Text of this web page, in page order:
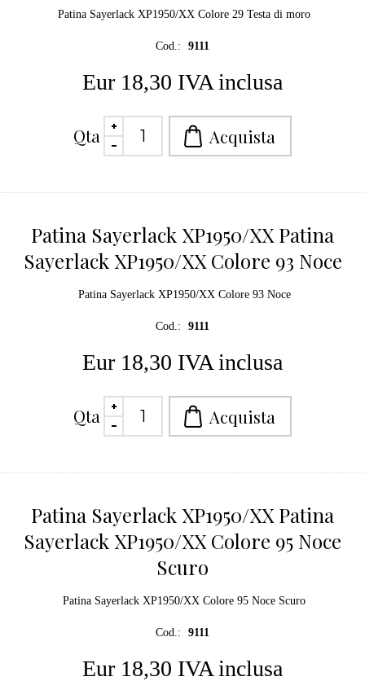
Patina Sayerlack XP1950/XX Colore 29 Testa di moro
Cod.: 9111
Eur 18,30 IVA inclusa
Qta
Patina Sayerlack XP1950/XX Patina
Sayerlack XP1950/XX Colore 93 Noce
Patina Sayerlack XP1950/XX Colore 93 Noce
Cod.: 9111
Eur 18,30 IVA inclusa
Qta
Patina Sayerlack XP1950/XX Patina
Sayerlack XP1950/XX Colore 95 Noce
Scuro
Patina Sayerlack XP1950/XX Colore 95 Noce Scuro
Cod.: 9111
Eur 18,30 IVA inclusa